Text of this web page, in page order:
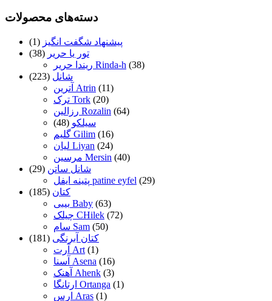
دسته‌های محصولات
پیشنهاد شگفت انگیز (1)
تور یا حریر (38)
ریندا حریر Rinda-h (38)
شانل (223)
آترین Atrin (11)
ترک Tork (20)
رزالین Rozalin (64)
سیلکو (48)
گلیم Gilim (16)
لیان Liyan (24)
مرسین Mersin (40)
شانل ساتن (29)
پتینه ایفل patine eyfel (29)
کتان (185)
بیبی Baby (63)
چیلک CHilek (72)
سام Sam (50)
کتان آبرنگی (181)
آرت Art (1)
آسنا Asena (16)
آهنک Ahenk (3)
ارتانگا Ortanga (1)
ارس Aras (1)